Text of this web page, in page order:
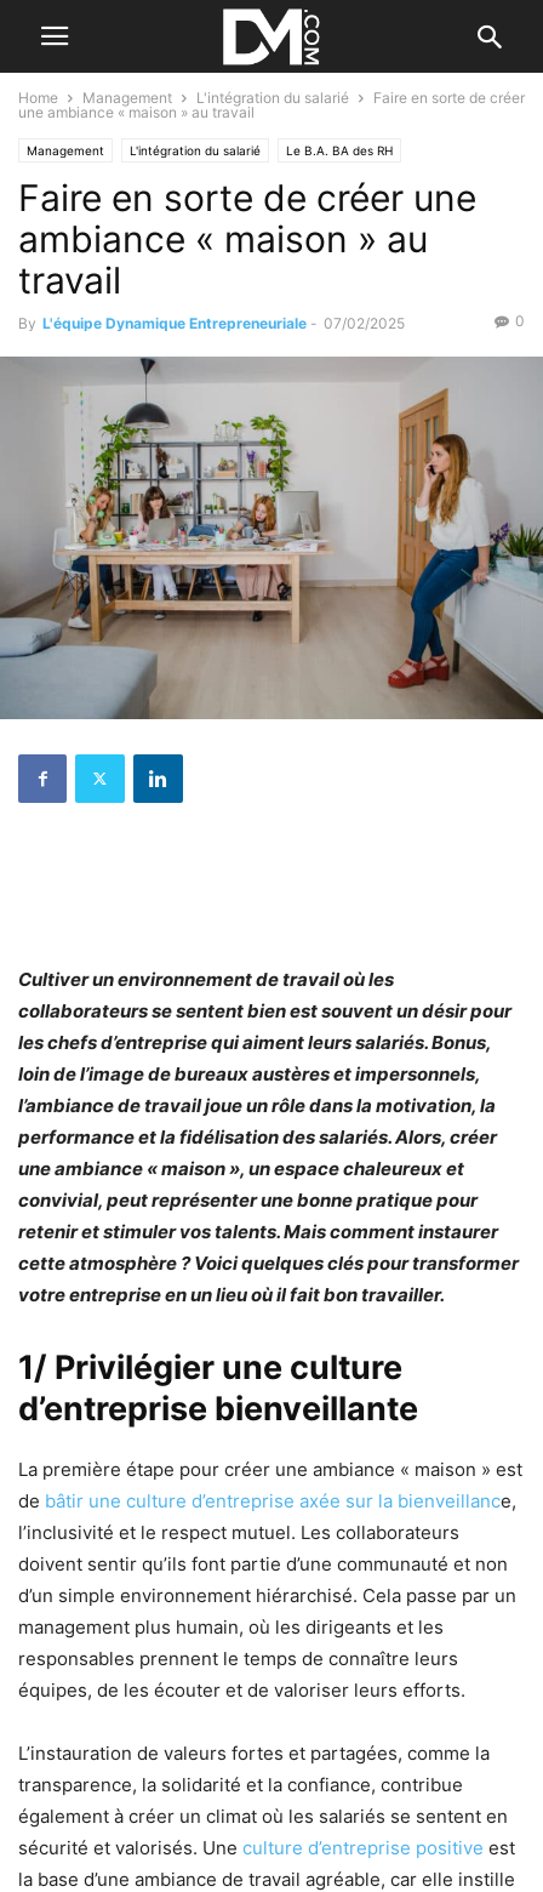
Home Management L'intégration du salarié
Faire en sorte de créer
une ambiance « maison » au travail
Management L'intégration du salarié Le B.A. BA des RH
Faire en sorte de créer une
ambiance « maison » au
travail
By L'équipe Dynamique Entrepreneuriale - 07/02/2025 0
Cultiver un environnement de travail où les
collaborateurs se sentent bien est souvent un désir pour
les chefs d’entreprise qui aiment leurs salariés. Bonus,
loin de l’image de bureaux austères et impersonnels,
l’ambiance de travail joue un rôle dans la motivation, la
performance et la fidélisation des salariés. Alors, créer
une ambiance « maison », un espace chaleureux et
convivial, peut représenter une bonne pratique pour
retenir et stimuler vos talents. Mais comment instaurer
cette atmosphère ? Voici quelques clés pour transformer
votre entreprise en un lieu où il fait bon travailler.
1/ Privilégier une culture
d’entreprise bienveillante
La première étape pour créer une ambiance « maison » est
de bâtir une culture d’entreprise axée sur la bienveillance,
l’inclusivité et le respect mutuel. Les collaborateurs
doivent sentir qu’ils font partie d’une communauté et non
d’un simple environnement hiérarchisé. Cela passe par un
management plus humain, où les dirigeants et les
responsables prennent le temps de connaître leurs
équipes, de les écouter et de valoriser leurs efforts.
L’instauration de valeurs fortes et partagées, comme la
transparence, la solidarité et la confiance, contribue
également à créer un climat où les salariés se sentent en
sécurité et valorisés. Une culture d’entreprise positive est
la base d’une ambiance de travail agréable, car elle instille